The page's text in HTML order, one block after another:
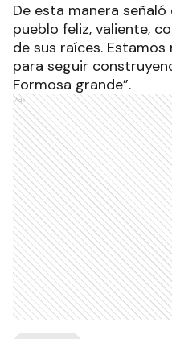
De esta manera señaló
pueblo feliz, valiente,
de sus raíces.
para seguir
Formosa grande”.
Ads